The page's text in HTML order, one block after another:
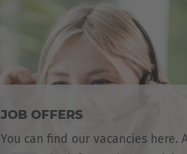
JOB OFFERS
You can find our vacancies here.